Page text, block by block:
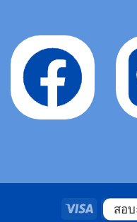
Visa สอ